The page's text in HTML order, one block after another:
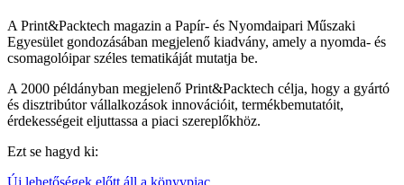
A Print&Packtech magazin a Papír- és Nyomdaipari Műszaki
Egyesület gondozásában megjelenő kiadvány, amely a nyomda- és
csomagolóipar széles tematikáját mutatja be.
A 2000 példányban megjelenő Print&Packtech célja, hogy a gyártó
és disztribútor vállalkozások innovációit, termékbemutatóit,
érdekességeit eljuttassa a piaci szereplőkhöz.
Ezt se hagyd ki: